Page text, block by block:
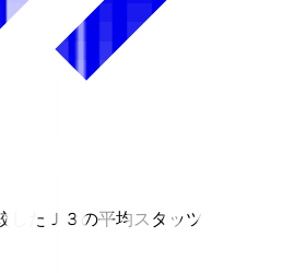
したＪ３の平均スタッツ